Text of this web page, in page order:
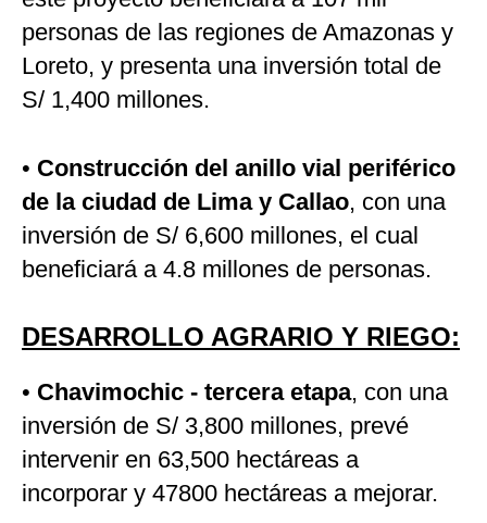
personas de las regiones de Amazonas y
Loreto, y presenta una inversión total de
S/ 1,400 millones.
• Construcción del anillo vial periférico
de la ciudad de Lima y Callao, con una
inversión de S/ 6,600 millones, el cual
beneficiará a 4.8 millones de personas.
DESARROLLO AGRARIO Y RIEGO:
• Chavimochic - tercera etapa, con una
inversión de S/ 3,800 millones, prevé
intervenir en 63,500 hectáreas a
incorporar y 47800 hectáreas a mejorar.